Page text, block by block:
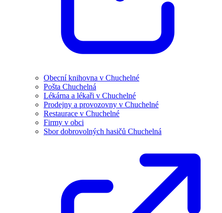
Obecní knihovna v Chuchelné
Pošta Chuchelná
Lékárna a lékaři v Chuchelné
Prodejny a provozovny v Chuchelné
Restaurace v Chuchelné
Firmy v obci
Sbor dobrovolných hasičů Chuchelná